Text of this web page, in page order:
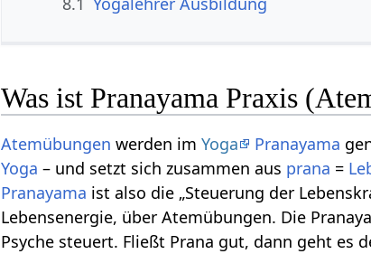
Was ist Pranayama Praxis
Atemübungen werden imYoga Pranayama
Yoga – und setzt sich zusammen aus prana =
Pranayama ist also die „Steuerung der
Lebensenergie, über Atemübungen. Die
Psyche steuert. Fließt Prana gut, dann geht es